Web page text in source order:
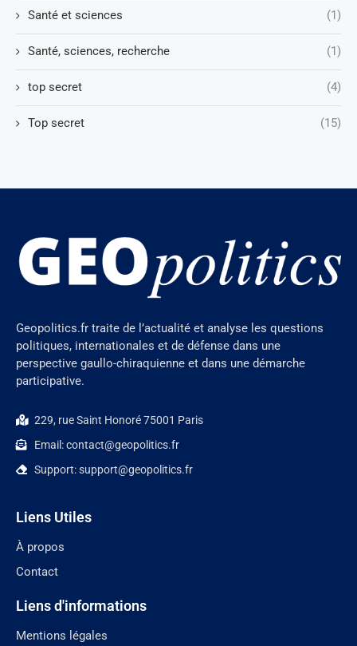
Santé et sciences (1)
Santé, sciences, recherche (1)
top secret (4)
Top secret (15)
Geopolitics.fr traite de l’actualité et analyse les questions
politiques, internationales et de défense dans une
perspective gaullo-chiraquienne et dans une démarche
participative.
229, rue Saint Honoré 75001 Paris
Email: contact@geopolitics.fr
Support: support@geopolitics.fr
Liens Utiles
À propos
Contact
Liens d'informations
Mentions légales